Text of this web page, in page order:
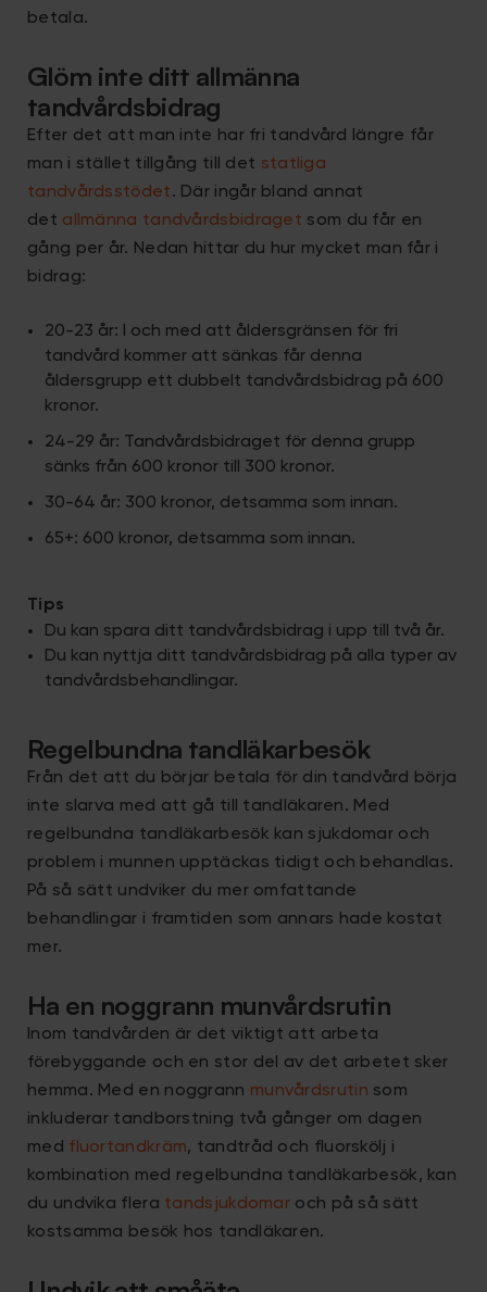
betala.
Glöm inte ditt allmänna
tandvårdsbidrag
Efter det att man inte har fri tandvård längre får
man i stället tillgång till det statliga
tandvårdsstödet. Där ingår bland annat
det allmänna tandvårdsbidraget som du får en
gång per år. Nedan hittar du hur mycket man får i
bidrag:
20-23 år: I och med att åldersgränsen för fri
tandvård kommer att sänkas får denna
åldersgrupp ett dubbelt tandvårdsbidrag på 600
kronor.
24-29 år: Tandvårdsbidraget för denna grupp
sänks från 600 kronor till 300 kronor.
30-64 år: 300 kronor, detsamma som innan.
65+: 600 kronor, detsamma som innan.
Tips
Du kan spara ditt tandvårdsbidrag i upp till två år.
Du kan nyttja ditt tandvårdsbidrag på alla typer av
tandvårdsbehandlingar.
Regelbundna tandläkarbesök
Från det att du börjar betala för din tandvård börja
inte slarva med att gå till tandläkaren. Med
regelbundna tandläkarbesök kan sjukdomar och
problem i munnen upptäckas tidigt och behandlas.
På så sätt undviker du mer omfattande
behandlingar i framtiden som annars hade kostat
mer.
Ha en noggrann munvårdsrutin
Inom tandvården är det viktigt att arbeta
förebyggande och en stor del av det arbetet sker
hemma. Med en noggrann munvårdsrutin som
inkluderar tandborstning två gånger om dagen
med fluortandkräm, tandtråd och fluorskölj i
kombination med regelbundna tandläkarbesök, kan
du undvika flera tandsjukdomar och på så sätt
kostsamma besök hos tandläkaren.